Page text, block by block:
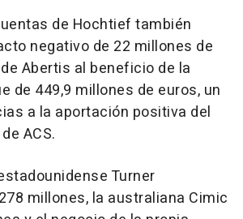
de Hochtief también
negativo de 22 millones de
Abertis al beneficio de la
de 449,9 millones de euros, un
a la aportación positiva del
ACS.
Turner
millones, la australiana Cimic